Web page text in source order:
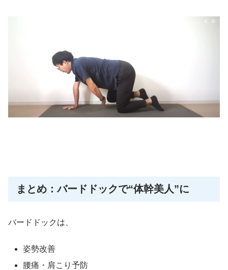
まとめ：バードドックで“体幹美人”に
バードドックは、
姿勢改善
腰痛・肩こり予防